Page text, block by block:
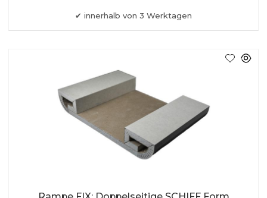
innerhalb von 3 Werktagen